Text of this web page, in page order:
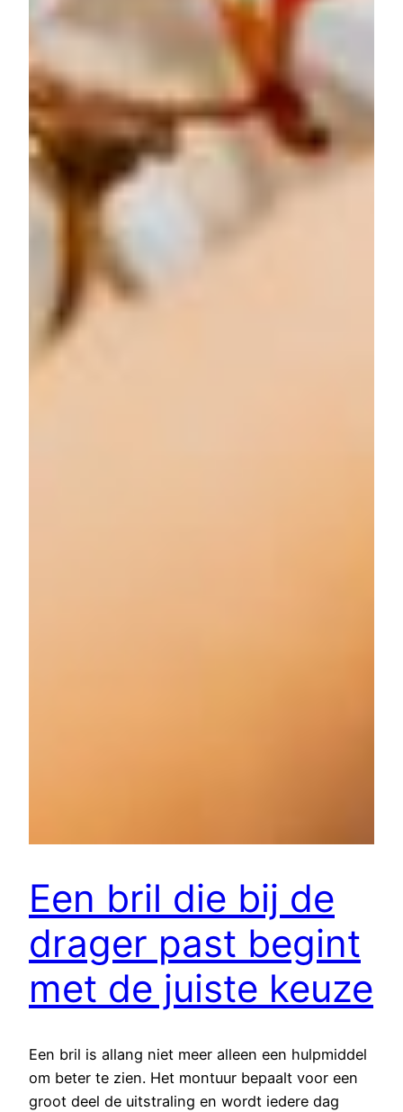
Een bril die bij de
drager past begint
met de juiste keuze
Een bril is allang niet meer alleen een hulpmiddel
om beter te zien. Het montuur bepaalt voor een
groot deel de uitstraling en wordt iedere dag